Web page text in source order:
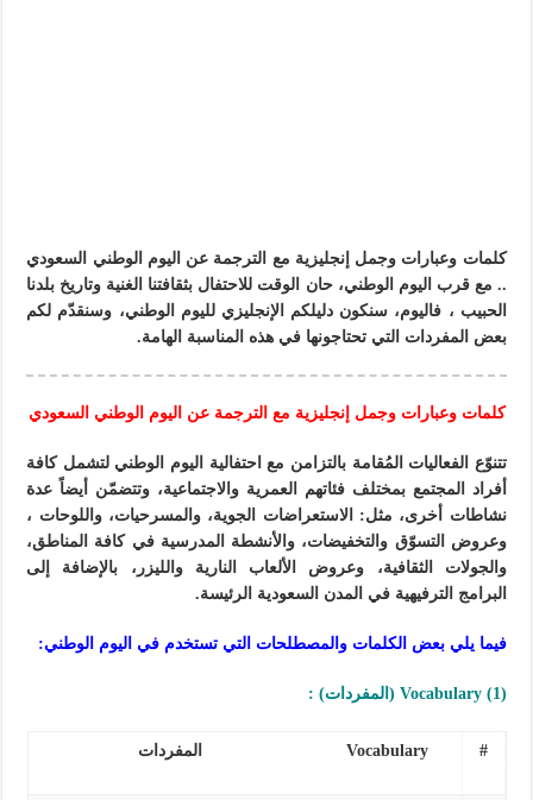
كلمات وعبارات وجمل إنجليزية مع الترجمة عن اليوم الوطني السعودي
.. مع قرب اليوم الوطني، حان الوقت للاحتفال بثقافتنا الغنية وتاريخ بلدنا
الحبيب ، فاليوم، سنكون دليلكم الإنجليزي لليوم الوطني، وسنقدّم لكم
بعض المفردات التي تحتاجونها في هذه المناسبة الهامة.
كلمات وعبارات وجمل إنجليزية مع الترجمة عن اليوم الوطني السعودي
تتنوّع الفعاليات المُقامة بالتزامن مع احتفالية اليوم الوطني لتشمل كافة
أفراد المجتمع بمختلف فئاتهم العمرية والاجتماعية، وتتضمّن أيضاً عدة
نشاطات أخرى، مثل: الاستعراضات الجوية، والمسرحيات، واللوحات ،
وعروض التسوّق والتخفيضات، والأنشطة المدرسية في كافة المناطق،
والجولات الثقافية، وعروض الألعاب النارية والليزر، بالإضافة إلى
البرامج الترفيهية في المدن السعودية الرئيسة.
فيما يلي بعض الكلمات والمصطلحات التي تستخدم في اليوم الوطني:
(1) Vocabulary (المفردات) :
#
Vocabulary المفردات